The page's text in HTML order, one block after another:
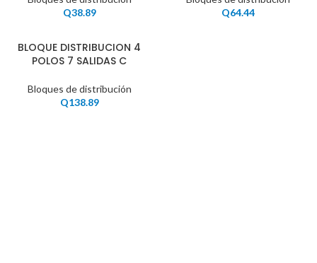
Q38.89
Q64.44
BLOQUE DISTRIBUCION 4
POLOS 7 SALIDAS C
Bloques de distribución
Q138.89